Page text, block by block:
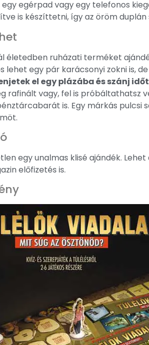
egérpad vagy egy telefonos
is készíttetni, így az öröm duplán
életedben ruházati terméket
lehet egy pár karácsonyi zokni is,
el egy plázába és szánj
rafinált vagy, fel is próbáltathatsz
is. Egy márkás
egy unalmas klisé ajándék.
előfizetés is.